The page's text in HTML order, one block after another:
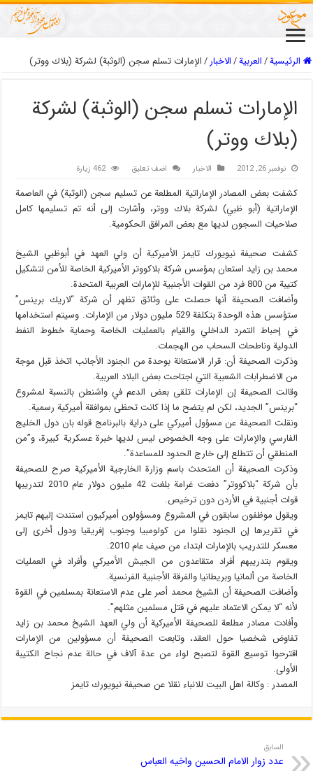
الرئيسية/العربیة/الاخبار/الإمارات تسلم سجن (الوثبة) لشركة (بلاك ووتر)
الإمارات تسلم سجن (الوثبة) لشركة
(بلاك ووتر)
نوفمبر 26, 2012 الاخبار اضف تعليق 462 زيارة
كشفت بعض المصادر الإماراتية المطلعة عن تسليم سجن (الوثبة) في العاصمة
الإماراتية (أبو ظبي) لشركة بلاك ووتر، وأشارت إلى أنه تم تسليمها كامل
صلاحيات السجون لديها مع بعض المرافق الحكومية.
كشفت صحيفة نيويورك تايمز الأميركية أن ولي العهد في أبوظبي الشيخ
محمد بن زايد استعان بمؤسس شركة بلاكووتر الأميركية الخاصة للأمن لتشكيل
كتيبة من 800 فرد من القوات الأجنبية للإمارات العربية المتحدة.
وأضافت الصحيفة أنها حصلت على وثائق تظهر أن شركة “لاريك برينس”
ستؤسس هذه الوحدة بتكلفة 529 مليون دولار من الإمارات. وسيتم استخدامها
في إحباط التمرد الداخلي والقيام بالعمليات الخاصة وحماية خطوط النفط
الدولية وناطحات السحاب من الهجمات.
وذكرت الصحيفة أن: قرار الاستعانة بوحدة من الجنود الأجانب اتخذ قبل موجة
من الاضطرابات الشعبية التي اجتاحت بعض البلاد العربية.
وقالت الصحيفة إن الإمارات تلقى بعض الدعم في واشنطن بالنسبة لمشروع
“برينس” الجديد، لكن لم يتضح ما إذا كانت تحظى بموافقة أميركية رسمية.
ونقلت الصحيفة عن مسؤول أميركي على دراية بالبرنامج قوله بان دول الخليج
الفارسي والإمارات على وجه الخصوص ليس لديها خبرة عسكرية كبيرة، و”من
المنطقي أن تتطلع إلى خارج الحدود للمساعدة”.
وذكرت الصحيفة أن المتحدث باسم وزارة الخارجية الأميركية صرح للصحيفة
بأن شركة “بلاكووتر” دفعت غرامة بلغت 42 مليون دولار عام 2010 لتدريبها
قوات أجنبية في الأردن دون ترخيص.
ويقول موظفون سابقون في المشروع ومسؤولون أميركيون استندت إليهم تايمز
في تقريرها إن الجنود نقلوا من كولومبيا وجنوب إفريقيا ودول أخرى إلى
معسكر للتدريب بالإمارات ابتداء من صيف عام 2010.
ويقوم بتدريبهم أفراد متقاعدون من الجيش الأميركي وأفراد في العمليات
الخاصة من ألمانيا وبريطانيا والفرقة الأجنبية الفرنسية.
وأضافت الصحيفة أن الشيخ محمد أصر على عدم الاستعانة بمسلمين في القوة
لأنه “لا يمكن الاعتماد عليهم في قتل مسلمين مثلهم”.
وأفادت مصادر مطلعة للصحيفة الأميركية أن ولي العهد الشيخ محمد بن زايد
تفاوض شخصيا حول العقد، وتابعت الصحيفة أن مسؤولين من الإمارات
اقترحوا توسيع القوة لتصبح لواء من عدة آلاف في حالة عدم نجاح الكتيبة
الأولى.
المصدر : وكالة اهل البيت للانباء نقلا عن صحيفة نيويورك تايمز
السابق
عدد زوار الامام الحسين واخيه العباس